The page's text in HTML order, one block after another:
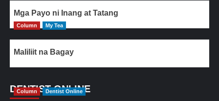
Mga Payo ni Inang at Tatang
Column My Tea
Maliliit na Bagay
DENTIST ONLINE
Column Dentist Online